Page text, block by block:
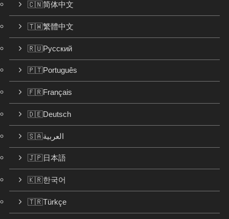
🇨🇳简体中文
🇹🇼繁體中文
🇷🇺Русский
🇵🇹Português
🇫🇷Français
🇩🇪Deutsch
🇸🇦العربية
🇯🇵日本語
🇰🇷한국어
🇹🇷Türkçe